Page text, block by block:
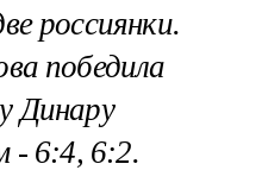
россиянки.
победила
Динару
- 6:4, 6:2.